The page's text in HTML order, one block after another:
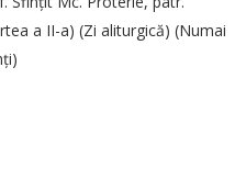
a II-a) (Zi aliturgică) (Numai